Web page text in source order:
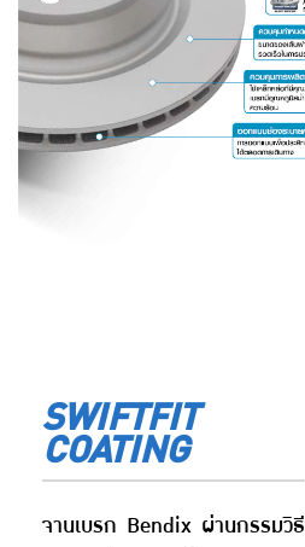
SWIFTFIT
COATING
จานเบรก Bendix ผ่านกรรมวิธี